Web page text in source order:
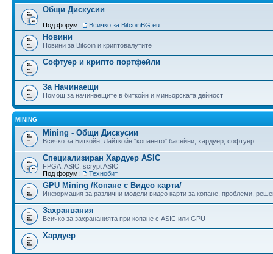
Общи Дискусии
Под форум: Всичко за BitcoinBG.eu
Новини
Новини за Bitcoin и криптовалутите
Софтуер и крипто портфейли
За Начинаещи
Помощ за начинаещите в биткойн и миньорската дейност
MINING
Mining - Общи Дискусии
Всичко за Биткойн, Лайткойн "копането" басейни, хардуер, софтуер...
Специализиран Хардуер ASIC
FPGA, ASIC, scrypt ASIC
Под форум:
Технобит
GPU Mining /Копане с Видео карти/
Информация за различни модели видео карти за копане, проблеми,
Захранвания
Всичко за захрананията при копане с ASIC или GPU
Хардуер